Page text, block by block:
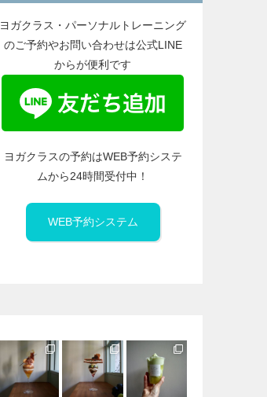
ヨガクラス・パーソナルトレーニング
のご予約やお問い合わせは公式LINE
からが便利です
ヨガクラスの予約はWEB予約システ
ムから24時間受付中！
WEB予約システム